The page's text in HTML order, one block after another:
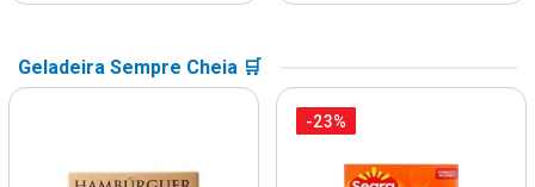
Geladeira Sempre Cheia 🛒
-23%